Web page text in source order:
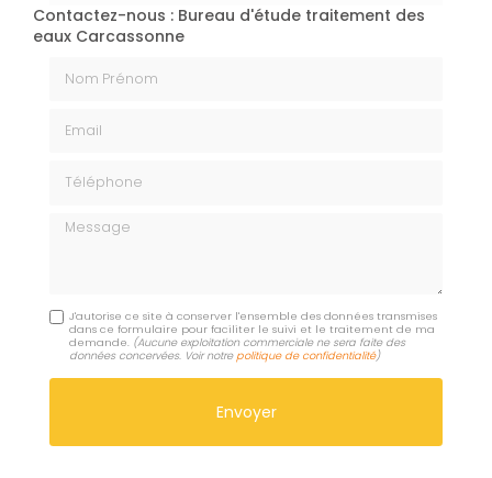
Contactez-nous : Bureau d'étude traitement des
eaux Carcassonne
Message
J'autorise ce site à conserver l'ensemble des données transmises
dans ce formulaire pour faciliter le suivi et le traitement de ma
demande. (Aucune exploitation commerciale ne sera faite des
données concervées. Voir notre politique de confidentialité)